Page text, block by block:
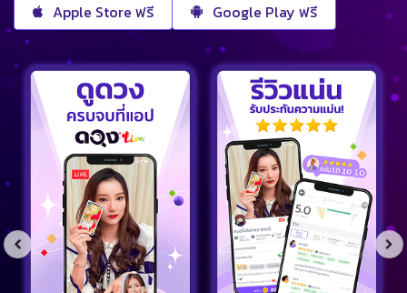
Apple Store ฟรี Google Play ฟรี